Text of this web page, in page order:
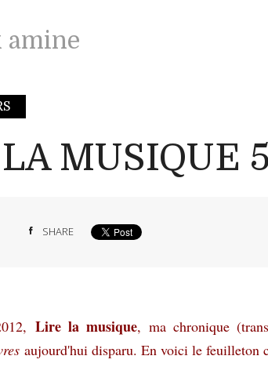
MUSIQUE 5
SHARE
Lire la musique, ma chronique
aujourd'hui disparu. En voici le feuilleton